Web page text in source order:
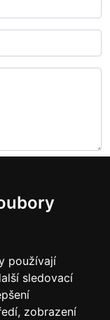
používají
sledovací
zobrazení